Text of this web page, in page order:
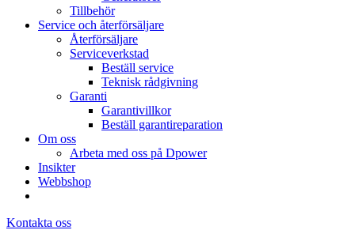
Tillbehör
Service och återförsäljare
Återförsäljare
Serviceverkstad
Beställ service
Teknisk rådgivning
Garanti
Garantivillkor
Beställ garantireparation
Om oss
Arbeta med oss på Dpower
Insikter
Webbshop
Kontakta oss